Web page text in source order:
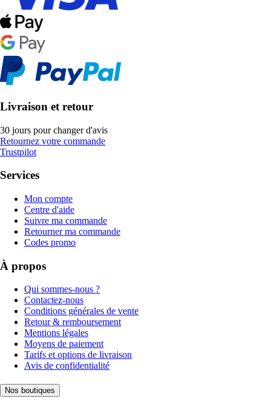
Livraison et retour
30 jours pour changer d'avis
Retournez votre commande
Trustpilot
Services
Mon compte
Centre d'aide
Suivre ma commande
Retourner ma commande
Codes promo
À propos
Qui sommes-nous ?
Contactez-nous
Conditions générales de vente
Retour & remboursement
Mentions légales
Moyens de paiement
Tarifs et options de livraison
Avis de confidentialité
Nos boutiques